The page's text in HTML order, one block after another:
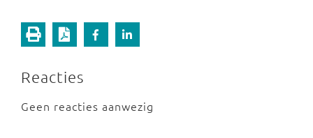
Reacties
Geen reacties aanwezig